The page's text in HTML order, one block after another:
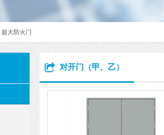
超大防火门
对开门（甲、乙）